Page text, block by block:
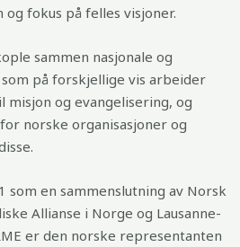
fokus på felles visjoner.
sammen nasjonale og
på forskjellige vis arbeider
og evangelisering, og
norske organisasjoner og
som en sammenslutning av Norsk
Allianse i Norge og Lausanne-
er den norske representanten